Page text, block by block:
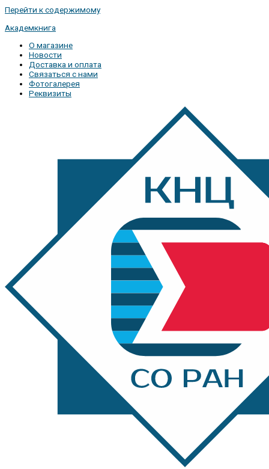
Перейти к содержимому
Академкнига
О магазине
Новости
Доставка и оплата
Связаться с нами
Фотогалерея
Реквизиты